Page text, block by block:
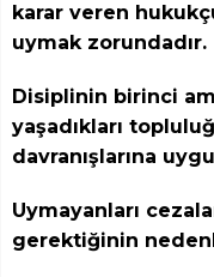
karar veren
uymak zorundadır.
Disiplinin birinci
yaşadıkları
davranışlarına
Uymayanları
gerektiğinin